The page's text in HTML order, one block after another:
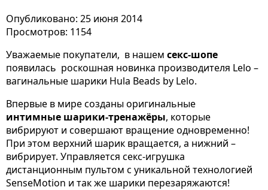
Опубликовано: 25 июня 2014
Просмотров: 1154
Уважаемые покупатели, в нашем секс-шопе
появилась роскошная новинка производителя Lelo –
вагинальные шарики Hula Beads by Lelo.
Впервые в мире созданы оригинальные
интимные шарики-тренажёры, которые
вибрируют и совершают вращение одновременно!
При этом верхний шарик вращается, а нижний –
вибрирует. Управляется секс-игрушка
дистанционным пультом с уникальной технологией
SenseMotion и так же шарики перезаряжаются!